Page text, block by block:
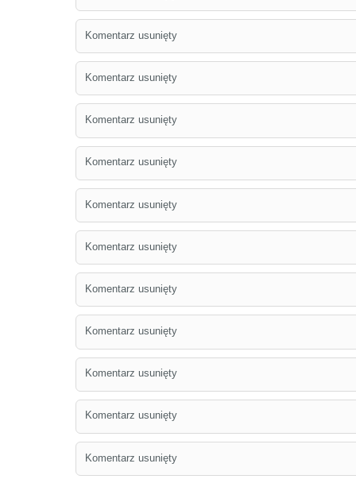
Komentarz usunięty
Komentarz usunięty
Komentarz usunięty
Komentarz usunięty
Komentarz usunięty
Komentarz usunięty
Komentarz usunięty
Komentarz usunięty
Komentarz usunięty
Komentarz usunięty
Komentarz usunięty